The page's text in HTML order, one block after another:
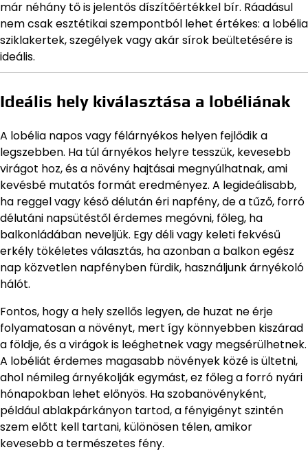
már néhány tő is jelentős díszítőértékkel bír. Ráadásul
nem csak esztétikai szempontból lehet értékes: a lobélia
sziklakertek, szegélyek vagy akár sírok beültetésére is
ideális.
Ideális hely kiválasztása a lobéliának
A lobélia napos vagy félárnyékos helyen fejlődik a
legszebben. Ha túl árnyékos helyre tesszük, kevesebb
virágot hoz, és a növény hajtásai megnyúlhatnak, ami
kevésbé mutatós formát eredményez. A legideálisabb,
ha reggel vagy késő délután éri napfény, de a tűző, forró
délutáni napsütéstől érdemes megóvni, főleg, ha
balkonládában neveljük. Egy déli vagy keleti fekvésű
erkély tökéletes választás, ha azonban a balkon egész
nap közvetlen napfényben fürdik, használjunk árnyékoló
hálót.
Fontos, hogy a hely szellős legyen, de huzat ne érje
folyamatosan a növényt, mert így könnyebben kiszárad
a földje, és a virágok is leéghetnek vagy megsérülhetnek.
A lobéliát érdemes magasabb növények közé is ültetni,
ahol némileg árnyékolják egymást, ez főleg a forró nyári
hónapokban lehet előnyös. Ha szobanövényként,
például ablakpárkányon tartod, a fényigényt szintén
szem előtt kell tartani, különösen télen, amikor
kevesebb a természetes fény.